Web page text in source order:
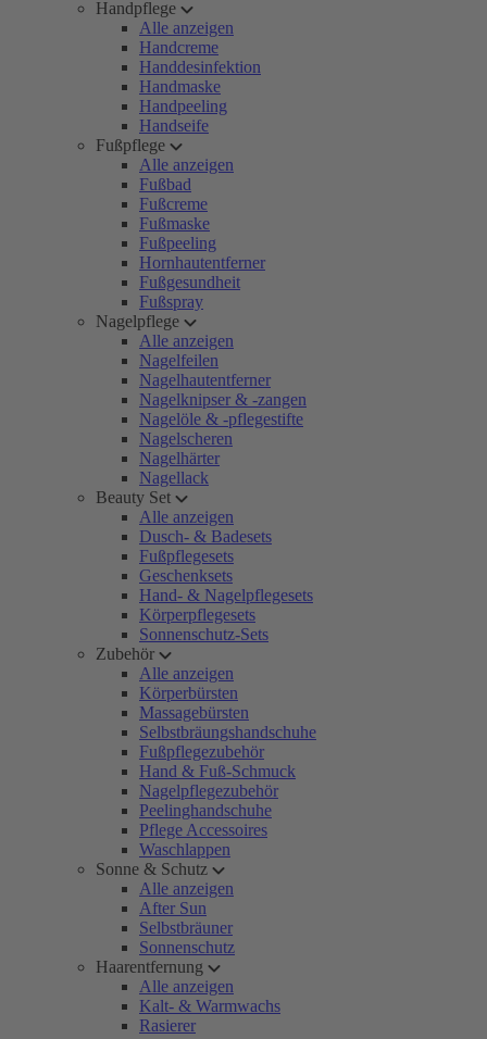
Handpflege
Alle anzeigen
Handcreme
Handdesinfektion
Handmaske
Handpeeling
Handseife
Fußpflege
Alle anzeigen
Fußbad
Fußcreme
Fußmaske
Fußpeeling
Hornhautentferner
Fußgesundheit
Fußspray
Nagelpflege
Alle anzeigen
Nagelfeilen
Nagelhautentferner
Nagelknipser & -zangen
Nagelöle & -pflegestifte
Nagelscheren
Nagelhärter
Nagellack
Beauty Set
Alle anzeigen
Dusch- & Badesets
Fußpflegesets
Geschenksets
Hand- & Nagelpflegesets
Körperpflegesets
Sonnenschutz-Sets
Zubehör
Alle anzeigen
Körperbürsten
Massagebürsten
Selbstbräungshandschuhe
Fußpflegezubehör
Hand & Fuß-Schmuck
Nagelpflegezubehör
Peelinghandschuhe
Pflege Accessoires
Waschlappen
Sonne & Schutz
Alle anzeigen
After Sun
Selbstbräuner
Sonnenschutz
Haarentfernung
Alle anzeigen
Kalt- & Warmwachs
Rasierer